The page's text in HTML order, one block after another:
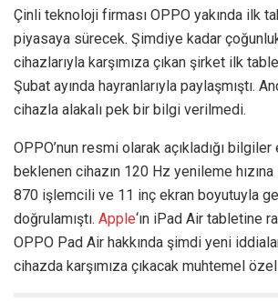
Çinli teknoloji firması OPPO yakında ilk
piyasaya sürecek. Şimdiye kadar
cihazlarıyla karşımıza çıkan şirket ilk
Şubat ayında hayranlarıyla paylaşmıştı.
cihazla alakalı pek bir bilgi verilmedi.
OPPO’nun resmi olarak açıkladığı bilgiler
beklenen cihazın 120 Hz yenileme
870 işlemcili ve 11 inç ekran boyutuyla
doğrulamıştı. Apple‘ın iPad Air tabletine
OPPO Pad Air hakkında şimdi yeni
cihazda karşımıza çıkacak muhtemel